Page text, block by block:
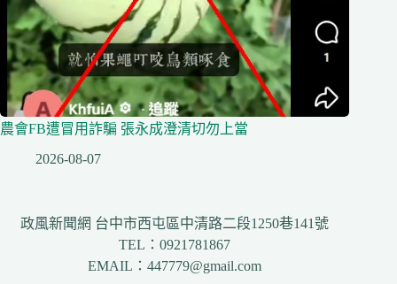
農會FB遭冒用詐騙 張永成澄清切勿上當
2026-08-07
政風新聞網 台中市西屯區中清路二段1250巷141號
TEL：0921781867
EMAIL：447779@gmail.com